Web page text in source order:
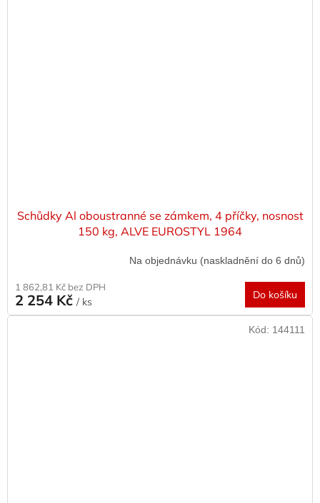
Schůdky Al oboustranné se zámkem, 4 příčky, nosnost
150 kg, ALVE EUROSTYL 1964
Na objednávku (naskladnění do 6 dnů)
1 862,81 Kč bez DPH
2 254 Kč / ks
Do košíku
Kód: 144111